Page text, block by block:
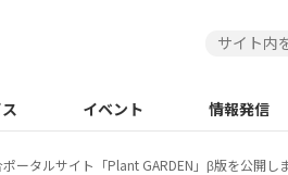
イベント 情報発信
ータルサイト「Plant GARDEN」β版を公開し